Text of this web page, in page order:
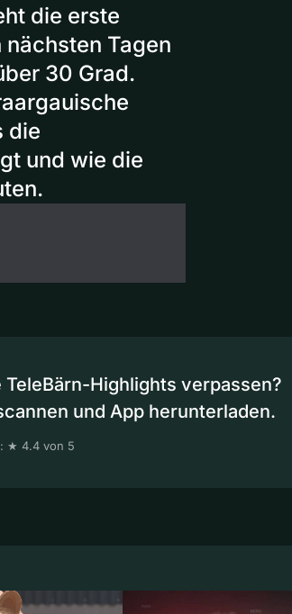
die erste
Tagen
30 Grad.
die
und wie die
TeleBärn-Highlights verpassen?
und App herunterladen.
★ 4.4 von 5